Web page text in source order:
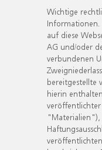
Wichtige
auf diese
AG und/oder
verbundenen
bereitgestellte
hierin
"Materialien"),